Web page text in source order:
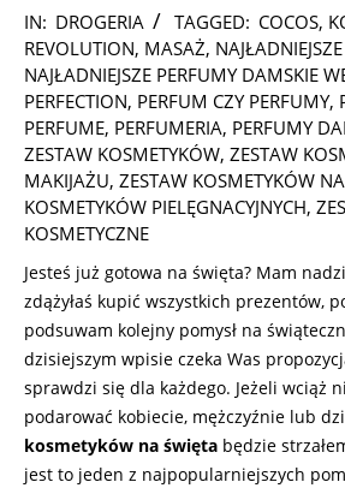
2024-
11-
13
IN: DROGERIA TAGGED: COCOS,
REVOLUTION, MASAŻ,
NAJŁADNIEJSZE PERFUMY DAMSKIE
PERFECTION, PERFUM CZY PERFUMY,
PERFUME, PERFUMERIA, PERFUMY
ZESTAW KOSMETYKÓW, ZESTAW
MAKIJAŻU, ZESTAW KOSMETYKÓW
KOSMETYKÓW PIELĘGNACYJNYCH,
KOSMETYCZNE
Jesteś już gotowa na święta? Mam
zdążyłaś kupić wszystkich prezentów,
podsuwam kolejny pomysł na
dzisiejszym wpisie czeka Was
sprawdzi się dla każdego. Jeżeli wciąż
podarować kobiecie, mężczyźnie lub
kosmetyków na święta będzie
jest to jeden z najpopularniejszych